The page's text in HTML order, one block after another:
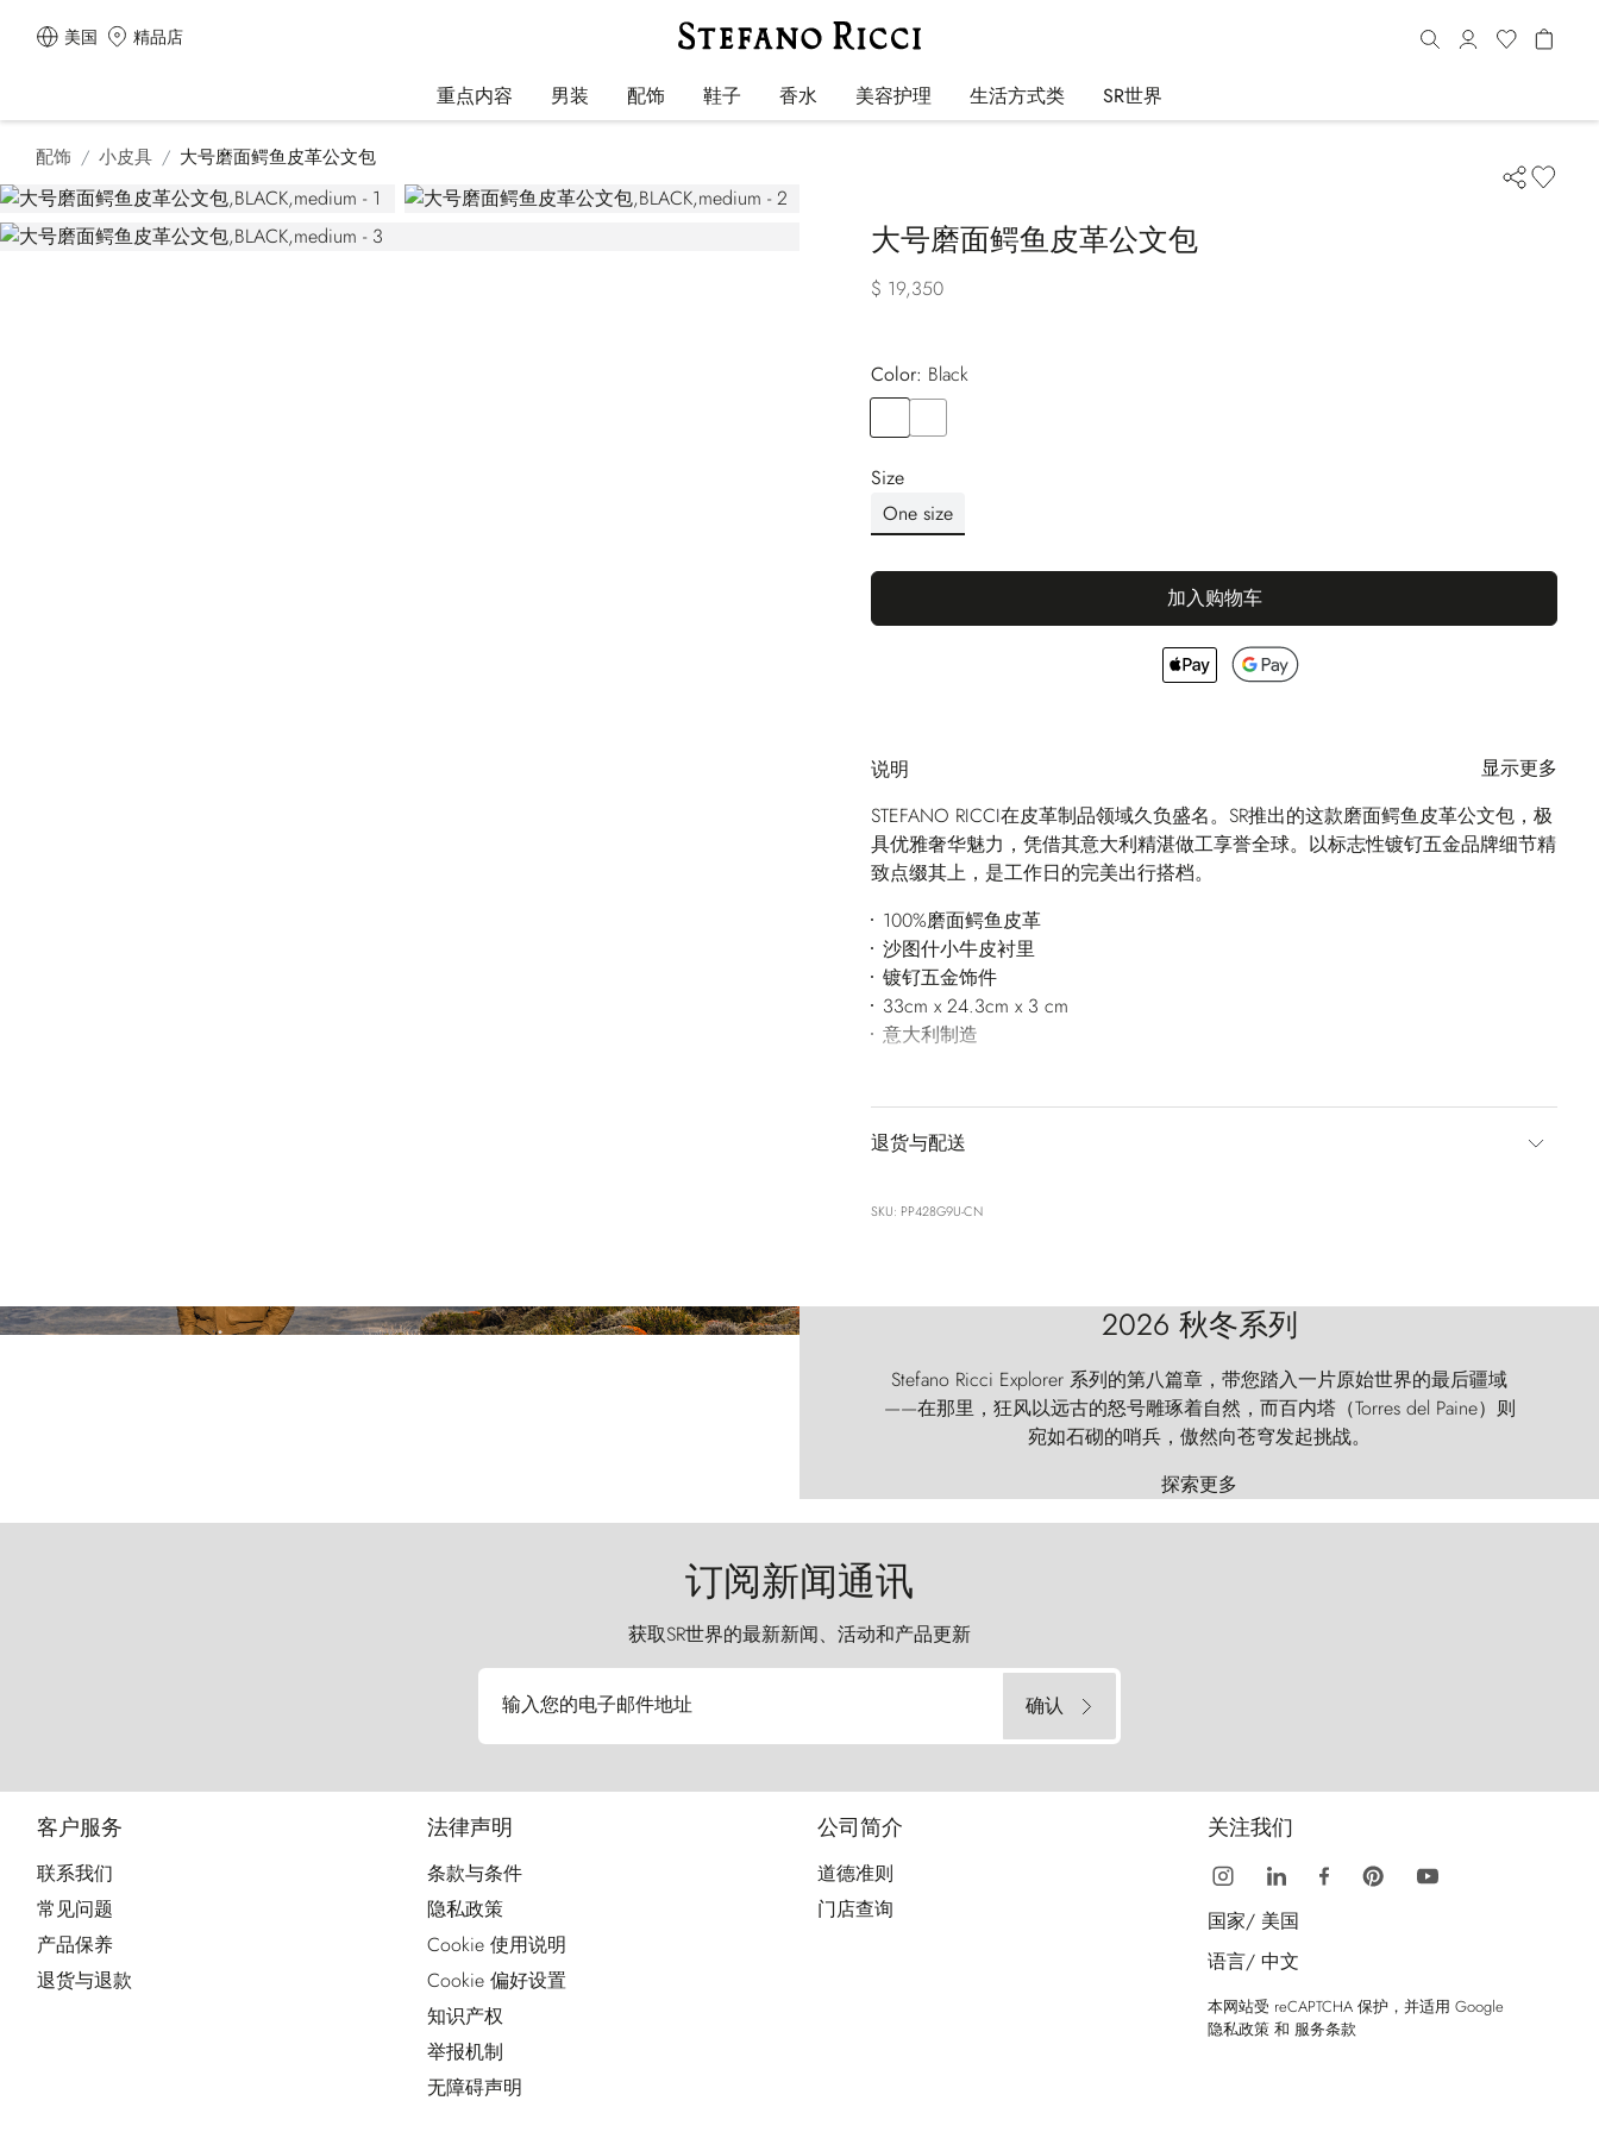
美国 精品店
重点内容 男装 配饰 鞋子 香水 美容护理 生活方式类 SR世界
配饰 小皮具 大号磨面鳄鱼皮革公文包
大号磨面鳄鱼皮革公文包
$ 19,350
Color:
black
Size
One size
加入购物车
说明
显示更多
STEFANO RICCI在皮革制品领域久负盛名。SR推出的这款磨面鳄鱼皮革公文包，极
具优雅奢华魅力，凭借其意大利精湛做工享誉全球。以标志性镀钌五金品牌细节精
致点缀其上，是工作日的完美出行搭档。
100%磨面鳄鱼皮革
沙图什小牛皮衬里
镀钌五金饰件
33cm x 24.3cm x 3 cm
意大利制造
退货与配送
SKU: PP428G9U-CN
2026 秋冬系列
Stefano Ricci Explorer 系列的第八篇章，带您踏入一片原始世界的最后疆域
——在那里，狂风以远古的怒号雕琢着自然，而百内塔（Torres del Paine）则
宛如石砌的哨兵，傲然向苍穹发起挑战。
探索更多
订阅新闻通讯
获取SR世界的最新新闻、活动和产品更新
输入您的电子邮件地址 确认
客户服务
联系我们
常见问题
产品保养
退货与退款
法律声明
条款与条件
隐私政策
Cookie 使用说明
Cookie 偏好设置
知识产权
举报机制
无障碍声明
公司简介
道德准则
门店查询
关注我们
国家/ 美国
语言/ 中文
本网站受 reCAPTCHA 保护，并适用 Google
隐私政策 和 服务条款